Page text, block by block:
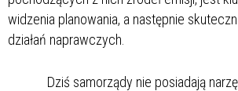
widzenia planowania, a następnie
działań naprawczych.
Dziś samorządy nie posiadają